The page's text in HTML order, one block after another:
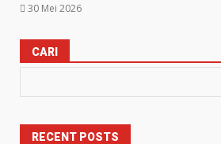
30 Mei 2026
CARI
RECENT POSTS